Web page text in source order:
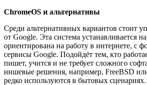
ChromeOS и альтернативы
Среди альтернативных вариантов стоит
от Google. Эта система устанавливается
ориентирована на работу в интернете, с
сервисы Google. Подойдёт тем, кто
пишет, учится и не требует сложного
нишевые решения, например, FreeBSD
редко используются в бытовых сценариях.